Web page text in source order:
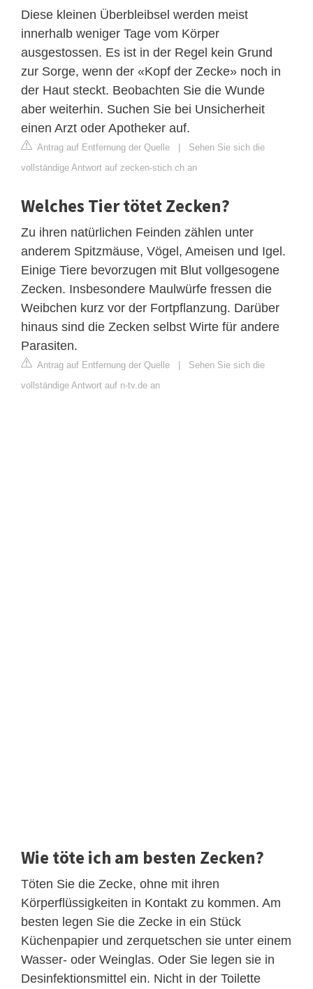
Diese kleinen Überbleibsel werden meist
innerhalb weniger Tage vom Körper
ausgestossen. Es ist in der Regel kein Grund
zur Sorge, wenn der «Kopf der Zecke» noch in
der Haut steckt. Beobachten Sie die Wunde
aber weiterhin. Suchen Sie bei Unsicherheit
einen Arzt oder Apotheker auf.
Antrag auf Entfernung der Quelle | Sehen Sie sich die
vollständige Antwort auf zecken-stich.ch an
Welches Tier tötet Zecken?
Zu ihren natürlichen Feinden zählen unter
anderem Spitzmäuse, Vögel, Ameisen und Igel.
Einige Tiere bevorzugen mit Blut vollgesogene
Zecken. Insbesondere Maulwürfe fressen die
Weibchen kurz vor der Fortpflanzung. Darüber
hinaus sind die Zecken selbst Wirte für andere
Parasiten.
Antrag auf Entfernung der Quelle | Sehen Sie sich die
vollständige Antwort auf n-tv.de an
Wie töte ich am besten Zecken?
Töten Sie die Zecke, ohne mit ihren
Körperflüssigkeiten in Kontakt zu kommen. Am
besten legen Sie die Zecke in ein Stück
Küchenpapier und zerquetschen sie unter einem
Wasser- oder Weinglas. Oder Sie legen sie in
Desinfektionsmittel ein. Nicht in der Toilette